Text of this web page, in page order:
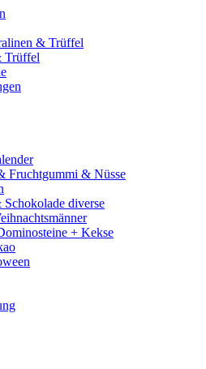
& Trüffel
Trüffel
Fruchtgummi & Nüsse
diverse
+ Kekse